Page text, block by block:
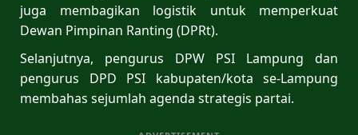
juga membagikan logistik untuk memperkuat
Dewan Pimpinan Ranting (DPRt).
Selanjutnya, pengurus DPW PSI Lampung dan
pengurus DPD PSI kabupaten/kota se-Lampung
membahas sejumlah agenda strategis partai.